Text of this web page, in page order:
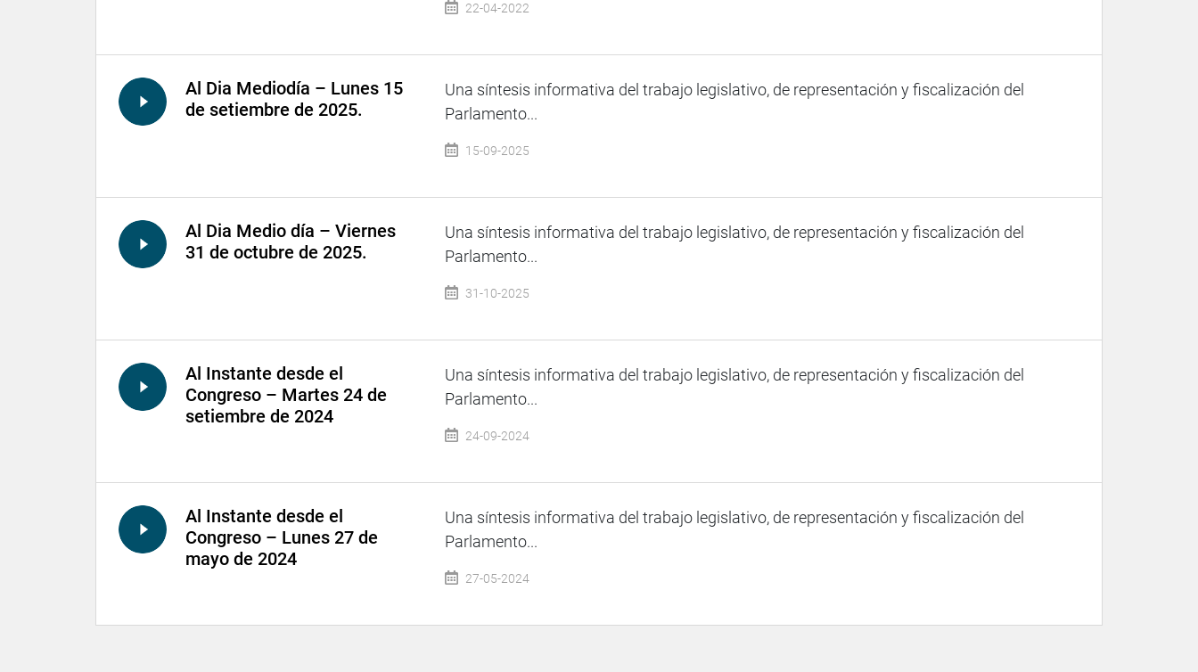
22-04-2022
Al Dia Mediodía – Lunes 15
de setiembre de 2025.
Una síntesis informativa del trabajo legislativo, de representación y fiscalización del
Parlamento...
15-09-2025
Al Dia Medio día – Viernes
31 de octubre de 2025.
Una síntesis informativa del trabajo legislativo, de representación y fiscalización del
Parlamento...
31-10-2025
Al Instante desde el
Congreso – Martes 24 de
setiembre de 2024
Una síntesis informativa del trabajo legislativo, de representación y fiscalización del
Parlamento...
24-09-2024
Al Instante desde el
Congreso – Lunes 27 de
mayo de 2024
Una síntesis informativa del trabajo legislativo, de representación y fiscalización del
Parlamento...
27-05-2024